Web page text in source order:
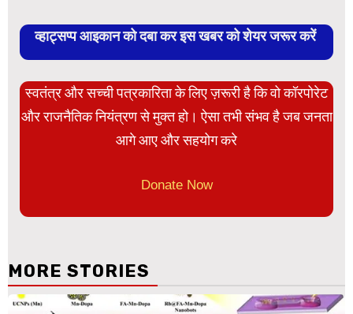
व्हाट्सप्प आइकान को दबा कर इस खबर को शेयर जरूर करें
स्वतंत्र और सच्ची पत्रकारिता के लिए ज़रूरी है कि वो कॉरपोरेट
और राजनैतिक नियंत्रण से मुक्त हो। ऐसा तभी संभव है जब जनता
आगे आए और सहयोग करे
Donate Now
MORE STORIES